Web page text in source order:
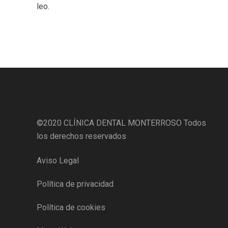
leo.
©2020 CLÍNICA DENTAL MONTERROSO Todos
los derechos reservados
Aviso Legal
Política de privacidad
Política de cookies